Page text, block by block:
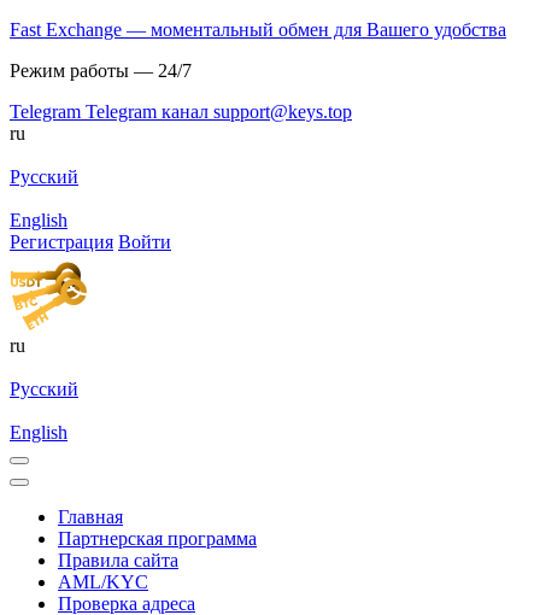
Fast Exchange — моментальный обмен для Вашего удобства
Режим работы — 24/7
Telegram Telegram канал support@keys.top
ru
Русский
English
Регистрация Войти
ru
Русский
English
Главная
Партнерская программа
Правила сайта
AML/KYC
Проверка адреса